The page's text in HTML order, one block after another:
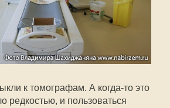
к томографам. А когда-то это
редкостью, и пользоваться